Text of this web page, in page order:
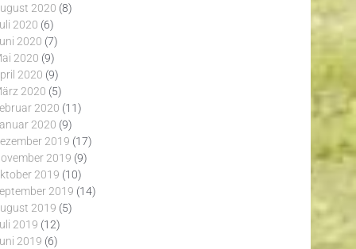
2020 (8)
2020 (6)
2020 (7)
2020 (9)
2020 (9)
2020 (5)
2020 (11)
2020 (9)
2019 (17)
2019 (9)
2019 (10)
2019 (14)
2019 (5)
2019 (12)
2019 (6)